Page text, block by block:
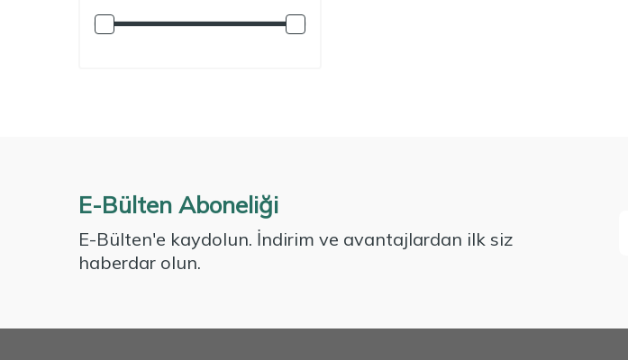
E-Bülten Aboneliği
E-Bülten'e kaydolun. İndirim ve avantajlardan ilk siz
haberdar olun.